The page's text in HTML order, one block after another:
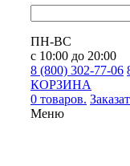
ПН-ВС
с 10:00 до 20:00
8 (800) 302-77-06
КОРЗИНА
0 товаров.
Меню